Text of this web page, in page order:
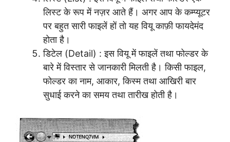
लिस्ट के रूप में नज़र आते हैं। अगर आप के कम्प्यूटर
पर बहुत सारी फाइलें हों तो यह वियू काफ़ी फायदेमंद
होता है।
डिटेल (Detail) : इस वियू में फाइलें तथा फोल्डर के
बारे में विस्तार से जानकारी मिलती है। किसी फाइल,
फोल्डर का नाम, आकार, किस्म तथा आखिरी बार
सुधाई करने का समय तथा तारीख होती है।